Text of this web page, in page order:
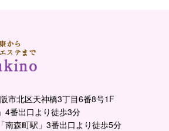
市北区天神橋3丁目6番8号1F
4番出口より徒歩3分
南森町駅」3番出口より徒歩5分